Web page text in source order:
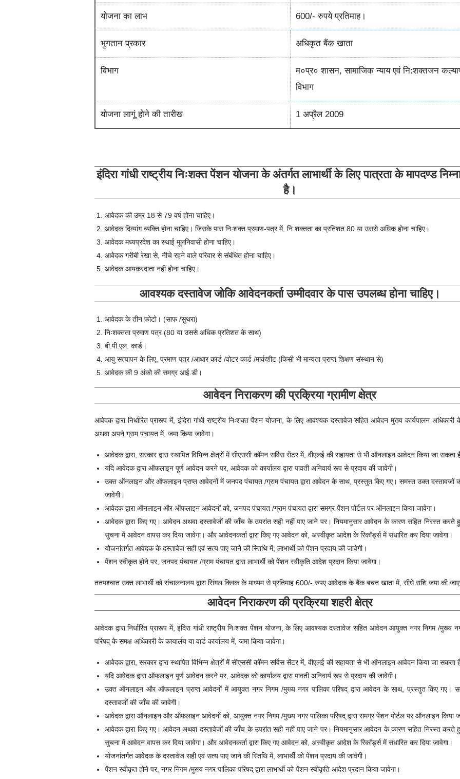
योजना का लाभ 600/- रुपये प्रतिमाह।
भुगतान प्रकार अधिकृत बैंक खाता
विभाग
म०प्र० शासन, सामाजिक न्याय एवं नि:शक्‍तजन
विभाग
योजना लागूं होने की तारीख 1 अप्रैल 2009
इंदिरा गांधी राष्ट्रीय निःशक्त पेंशन योजना के अंतर्गत लाभार्थी के लिए पात्रता के मापदण्ड
है।
आवेदक की उम्र 18 से 79 वर्ष होना चाहिए।
आवेदक दिव्यांग व्यक्ति होना चाहिए। जिसके पास निःशक्त प्रमाण-पत्र में, नि:शक्तता का प्रतिशत 80 या उससे अधिक होना चाहिए।
आवेदक मध्यप्रदेश का स्थाई मूलनिवासी होना चाहिए।
आवेदक गरीबी रेखा से, नीचे रहने वाले परिवार से संबंधित होना चाहिए।
आवेदक आयकरदाता नहीं होना चाहिए।
आवश्यक दस्तावेज जोकि आवेदनकर्ता उम्मीदवार के पास उपलब्ध होना चाहिए।
आवेदक के तीन फोटो। (साफ /सुथरा)
निःशक्तता प्रमाण पत्र (80 या उससे अधिक प्रतिशत के साथ)
बी.पी.एल. कार्ड।
आयु सत्यापन के लिए, प्रमाण पत्र /आधार कार्ड /वोटर कार्ड /मार्कशीट (किसी भी मान्यता प्राप्त शिक्षण संस्थान से)
आवेदक की 9 अंको की समग्र आई.डी।
आवेदन निराकरण की प्रक्रिया ग्रामीण क्षेत्र
आवेदक द्वारा निर्धारित प्रारूप में,इंदिरा गांधी राष्ट्रीय निःशक्त पेंशन योजना, के लिए आवश्यक दस्तावेज सहित आवेदन मुख्य कार्यपालन अधिकारी के
अथवा अपने ग्राम पंचायत में, जमा किया जावेगा।
आवेदक द्वारा, सरकार द्वारा स्थापित विभिन्न क्षेत्रों में सीएससी कॉमन सर्विस सेंटर में, वीएलई की सहायता से भी ऑनलाइन आवेदन किया जा सकता
यदि आवेदक द्वारा ऑफलाइन पूर्ण आवेदन करने पर, आवेदक को कार्यालय द्वारा पावती अनिवार्य रूप से प्रदाय की जावेगी।
उक्त ऑनलाइन और ऑफलाइन प्राप्त आवेदनों में जनपद पंचायत /ग्राम पंचायत द्वारा आवेदन के साथ, प्रस्तुत किए गए। समस्त उक्त दस्तावजों
जावेगी।
आवेदक द्वारा ऑनलाइन और ऑफलाइन आवेदनों को, जनपद पंचायत /ग्राम पंचायत द्वारा समग्र पेंशन पोर्टल पर ऑनलाइन किया जावेगा।
आवेदक द्वारा किए गए। आवेदन अथवा दस्तावेजों की जाँच के उपरांत सही नहीं पाए जाने पर। नियमानुसार आवेदन के कारण सहित निरस्त करते
सुचना में आवेदन वापस कर दिया जावेगा। और आवेदनकर्ता द्वारा किए गए आवेदन को, अस्वीकृत आदेश के रिकॉर्ड्स में संधारित कर दिया जावेगा।
योजनांतर्गत आवेदक के दस्तावेज सही एवं सत्य पाए जाने की स्तिथि में, लाभार्थी को पेंशन प्रदाय की जावेगी।
पेंशन स्वीकृत होने पर, जनपद पंचायत /ग्राम पंचायत द्वारा लाभार्थी को पेंशन स्वीकृति आदेश प्रदान किया जावेगा।
ततपश्चात उक्त लाभार्थी को संचालनालय द्वारा सिंगल क्लिक के माध्यम से प्रतिमाह 600/- रुपए आवेदक के बैंक बचत खाता में, सीधे राशि जमा की
आवेदन निराकरण की प्रक्रिया शहरी क्षेत्र
आवेदक द्वारा निर्धारित प्रारूप में,इंदिरा गांधी राष्ट्रीय निःशक्त पेंशन योजना, के लिए आवश्यक दस्तावेज सहित आवेदन आयुक्त नगर निगम /मुख्य
परिषद् के समक्ष अधिकारी के कायार्लय या वार्ड कार्यालय में, जमा किया जावेगा।
आवेदक द्वारा, सरकार द्वारा स्थापित विभिन्न क्षेत्रों में सीएससी कॉमन सर्विस सेंटर में, वीएलई की सहायता से भी ऑनलाइन आवेदन किया जा सकता
यदि आवेदक द्वारा ऑफलाइन पूर्ण आवेदन करने पर, आवेदक को कार्यालय द्वारा पावती अनिवार्य रूप से प्रदाय की जावेगी।
उक्त ऑनलाइन और ऑफलाइन प्राप्त आवेदनों में आयुक्त नगर निगम /मुख्य नगर पालिका परिषद् द्वारा आवेदन के साथ, प्रस्तुत किए गए।
दस्तावजों की जाँच की जावेगी।
आवेदक द्वारा ऑनलाइन और ऑफलाइन आवेदनों को, आयुक्त नगर निगम /मुख्य नगर पालिका परिषद् द्वारा समग्र पेंशन पोर्टल पर ऑनलाइन किया
आवेदक द्वारा किए गए। आवेदन अथवा दस्तावेजों की जाँच के उपरांत सही नहीं पाए जाने पर। नियमानुसार आवेदन के कारण सहित निरस्त करते
सुचना में आवेदन वापस कर दिया जावेगा। और आवेदनकर्ता द्वारा किए गए आवेदन को, अस्वीकृत आदेश के रिकॉर्ड्स में संधारित कर दिया जावेगा।
योजनांतर्गत आवेदक के दस्तावेज सही एवं सत्य पाए जाने की स्तिथि में, लाभार्थी को पेंशन प्रदाय की जावेगी।
पेंशन स्वीकृत होने पर, नगर निगम /मुख्य नगर पालिका परिषद् द्वारा लाभार्थी को पेंशन स्वीकृति आदेश प्रदान किया जावेगा।